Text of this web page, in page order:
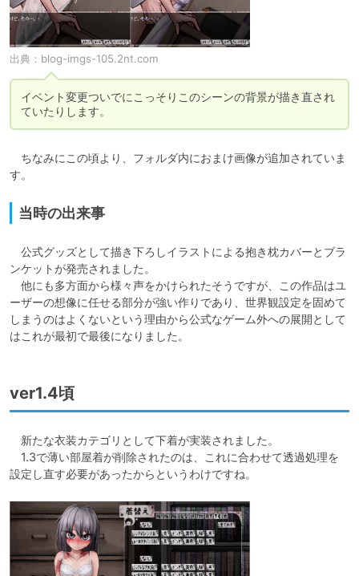
出典： blog-imgs-105.2nt.com
イベント変更ついでにこっそりこのシーンの背景が描き直され
ていたりします。
ちなみにこの頃より、フォルダ内におまけ画像が追加されていま
す。
当時の出来事
公式グッズとして描き下ろしイラストによる抱き枕カバーとブラ
ンケットが発売されました。
他にも多方面から様々声をかけられたそうですが、この作品はユ
ーザーの想像に任せる部分が強い作りであり、世界観設定を固めて
しまうのはよくないという理由から公式なゲーム外への展開として
はこれが最初で最後になりました。
ver1.4頃
新たな衣装カテゴリとして下着が実装されました。
1.3で薄い部屋着が削除されたのは、これに合わせて透過処理を
設定し直す必要があったからというわけですね。